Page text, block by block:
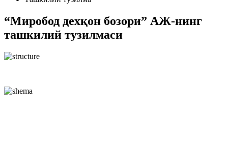
“Миробод дехқон бозори” АЖ-нинг
ташкилий тузилмаси